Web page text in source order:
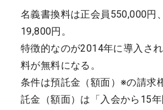
名義書換料は正会員550,000円
19,800円。
特徴的なのが2014年に導入さ
料が無料になる。
条件は預託金（額面）※の請求
託金（額面）は「入会から15